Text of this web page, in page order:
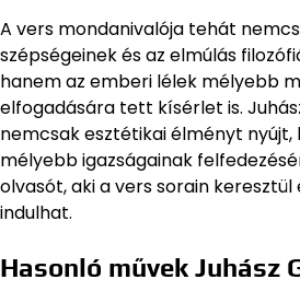
A vers mondanivalója tehát
szépségeinek és az elmúlás
hanem az emberi lélek mélyebb
elfogadására tett kísérlet is.
nemcsak esztétikai élményt nyújt,
mélyebb igazságainak
olvasót, aki a vers sorain
indulhat.
Hasonló művek Juhász